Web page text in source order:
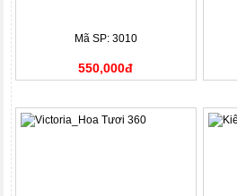
Mã SP: 3010
550,000đ